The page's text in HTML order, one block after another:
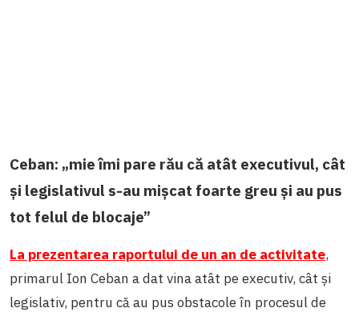
Ceban: „mie îmi pare rău că atât executivul, cât
și legislativul s-au mișcat foarte greu și au pus
tot felul de blocaje”
La prezentarea raportului de un an de activitate,
primarul Ion Ceban a dat vina atât pe executiv, cât și
legislativ, pentru că au pus obstacole în procesul de